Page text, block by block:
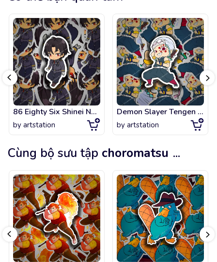
86 Eighty Six Shinei Nouzen Chibi
by artstation
Demon Slayer Tengen Uzui Chibi
by artstation
Cùng bộ sưu tập choromatsu ...